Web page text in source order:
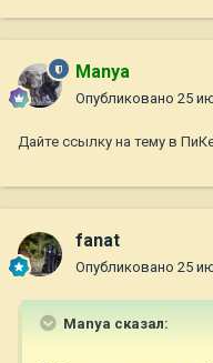
Manya
Опубликовано 25
Дайте ссылку на тему в
fanat
Опубликовано 25
Manya сказал: